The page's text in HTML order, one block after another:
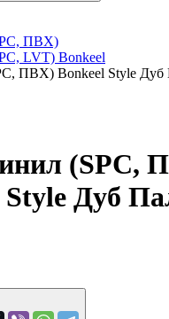
ПВХ)
LVT) Bonkeel
ПВХ) Bonkeel Style Дуб
(SPC,
Style Дуб